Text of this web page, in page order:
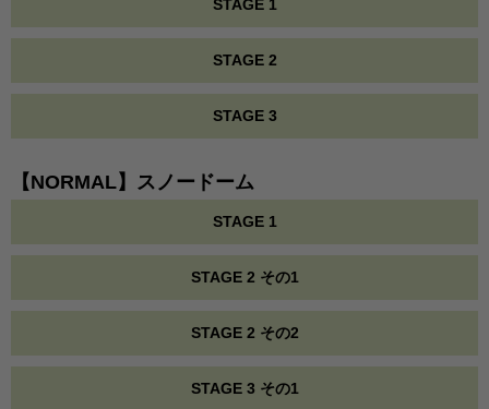
STAGE 1
STAGE 2
STAGE 3
【NORMAL】スノードーム
STAGE 1
STAGE 2 その1
STAGE 2 その2
STAGE 3 その1